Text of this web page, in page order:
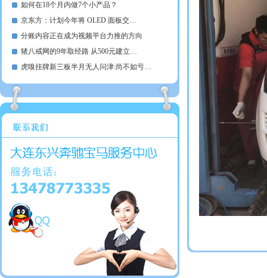
如何在18个月内做7个小产品？
京东方：计划今年将 OLED 面板交…
分账内容正在成为视频平台力推的方向
猪八戒网的9年取经路 从500元建立…
虎嗅挂牌新三板半月无人问津:尚不如亏…